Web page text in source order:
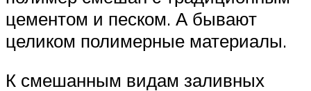
цементом и песком. А бывают
целиком полимерные материалы.
К смешанным видам заливных